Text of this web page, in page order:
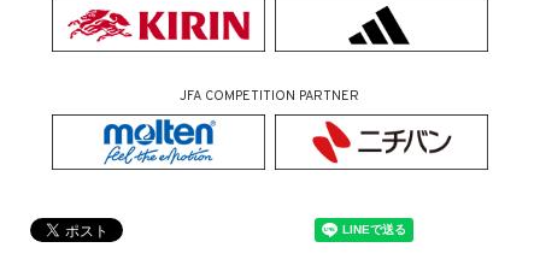
JFA COMPETITION PARTNER